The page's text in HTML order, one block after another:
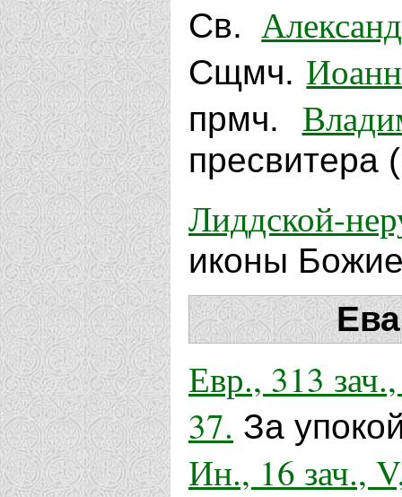
Св.
Сщмч.
прмч.
пресвитера
Лиддской-
иконы
Евр., 313
37. За
Ин., 16 зач.,